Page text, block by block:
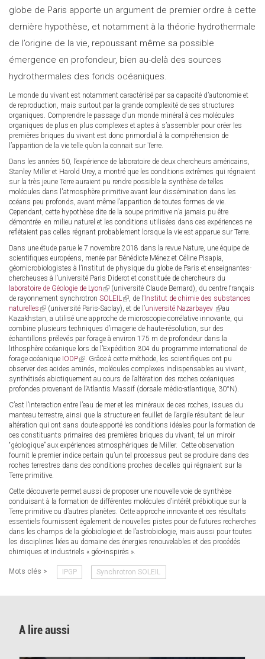
globe de Paris apporte un argument de premier ordre à cette
dernière hypothèse, et notamment à la théorie hydrothermale
de l’origine de la vie, repoussant même sa possible
émergence en profondeur, bien au-delà des sources
hydrothermales des fonds océaniques.
Le monde du vivant est notamment caractérisé par sa capacité d’autonomie et
de reproduction, mais surtout par la grande complexité de ses structures
organiques. Comprendre le passage d’un monde minéral à ces molécules
organiques de plus en plus complexes et aptes à s’assembler pour créer les
premières briques du vivant est donc primordial à la compréhension de
l’apparition de la vie telle qu’on la connait sur Terre.
Dans les années 50, l’expérience de laboratoire de deux chercheurs américains,
Stanley Miller et Harold Urey, a montré que les conditions extrêmes qui régnaient
sur la très jeune Terre auraient pu rendre possible la synthèse de telles
molécules dans l'atmosphère primitive avant leur dissémination dans les
océans peu profonds, avant même l’apparition de toutes formes de vie.
Cependant, cette hypothèse dite de la soupe primitive n’a jamais pu être
démontrée en milieu naturel et les conditions utilisées dans ces expériences ne
reflétaient pas celles régnant probablement lorsque la vie est apparue sur Terre.
Dans une étude parue le 7 novembre 2018 dans la revue Nature, une équipe de
scientifiques européens, menée par Bénédicte Ménez et Céline Pisapia,
géomicrobiologistes à l’institut de physique du globe de Paris et enseignantes-
chercheuses à l’université Paris Diderot et constituée de chercheurs du
laboratoire de Géologie de Lyon (link
is
external)
(université Claude Bernard), du centre français
de rayonnement synchrotron SOLEIL(link
is
external)
, de l’ Institut de chimie des substances
naturelles (link
is
external)
(université Paris-Saclay), et de l’université Nazarbayev (link
is
external)
au
Kazakhstan, a utilisé une approche de microscopie corrélative innovante, qui
combine plusieurs techniques d’imagerie de haute-résolution, sur des
échantillons prélevés par forage à environ 175 m de profondeur dans la
lithosphère océanique lors de l’Expédition 304 du programme international de
forage océanique IODP(link
is
external)
. Grâce à cette méthode, les scientifiques ont pu
observer des acides aminés, molécules complexes indispensables au vivant,
synthétisés abiotiquement au cours de l’altération des roches océaniques
profondes provenant de l’Atlantis Massif (dorsale médio-atlantique, 30°N).
C’est l’interaction entre l’eau de mer et les minéraux de ces roches, issues du
manteau terrestre, ainsi que la structure en feuillet de l’argile résultant de leur
altération qui ont sans doute apporté les conditions idéales pour la formation de
ces constituants primaires des premières briques du vivant, tel un miroir
“géologique” aux expériences atmosphériques de Miller. Cette observation
fournit le premier indice certain qu’un tel processus peut se produire dans des
roches terrestres dans des conditions proches de celles qui régnaient sur la
Terre primitive.
Cette découverte permet aussi de proposer une nouvelle voie de synthèse
conduisant à la formation de différentes molécules d’intérêt prébiotique sur la
Terre primitive ou d’autres planètes. Cette approche innovante et ces résultats
essentiels fournissent également de nouvelles pistes pour de futures recherches
dans les champs de la géobiologie et de l’astrobiologie, mais aussi pour toutes
les disciplines liées au domaine des énergies renouvelables et des procédés
chimiques et industriels « géo-inspirés ».
Mots clés > IPGP Synchrotron SOLEIL
A lire aussi